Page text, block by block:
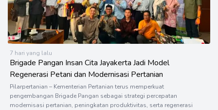
7 hari yang lalu
Brigade Pangan Insan Cita Jayakerta Jadi Model
Regenerasi Petani dan Modernisasi Pertanian
Pilarpertanian – Kementerian Pertanian terus memperkuat
pengembangan Brigade Pangan sebagai strategi percepatan
modernisasi pertanian, peningkatan produktivitas, serta regenerasi